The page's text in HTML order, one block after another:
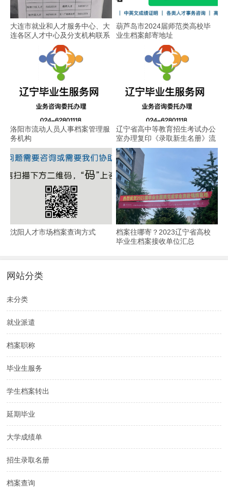
大连市就业和人才服务中心、大
连各区人才中心及分支机构联系
葫芦岛市2024届师范类高校毕
业生档案邮寄地址
洛阳市流动人员人事档案管理服
务机构
辽宁省高中等教育招生考试办公
室办理复印《录取新生名册》流
程
沈阳人才市场档案查询方式
档案往哪寄？2023辽宁省高校
毕业生档案接收单位汇总
网站分类
未分类
就业派遣
档案职称
毕业生服务
学生档案转出
延期毕业
大学成绩单
招生录取名册
档案查询